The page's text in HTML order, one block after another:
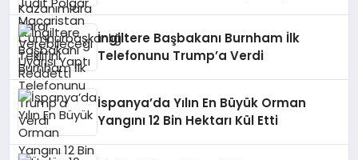
İngiltere Başbakanı Burnham İlk
Telefonunu Trump’a Verdi
İspanya’da Yılın En Büyük Orman
Yangını 12 Bin Hektarı Kül Etti